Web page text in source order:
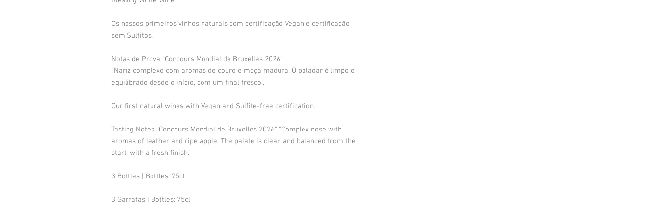
Os nossos primeiros vinhos naturais com certificação Vegan e certificação
sem Sulfitos.
Notas de Prova "Concours Mondial de Bruxelles 2026"
"Nariz complexo com aromas de couro e maçã madura. O paladar é limpo e
equilibrado desde o início, com um final fresco".
Our first natural wines with Vegan and Sulfite-free certification.
Tasting Notes "Concours Mondial de Bruxelles 2026" "Complex nose with
aromas of leather and ripe apple. The palate is clean and balanced from the
start, with a fresh finish."
3 Bottles | Bottles: 75cl
3 Garrafas | Bottles: 75cl